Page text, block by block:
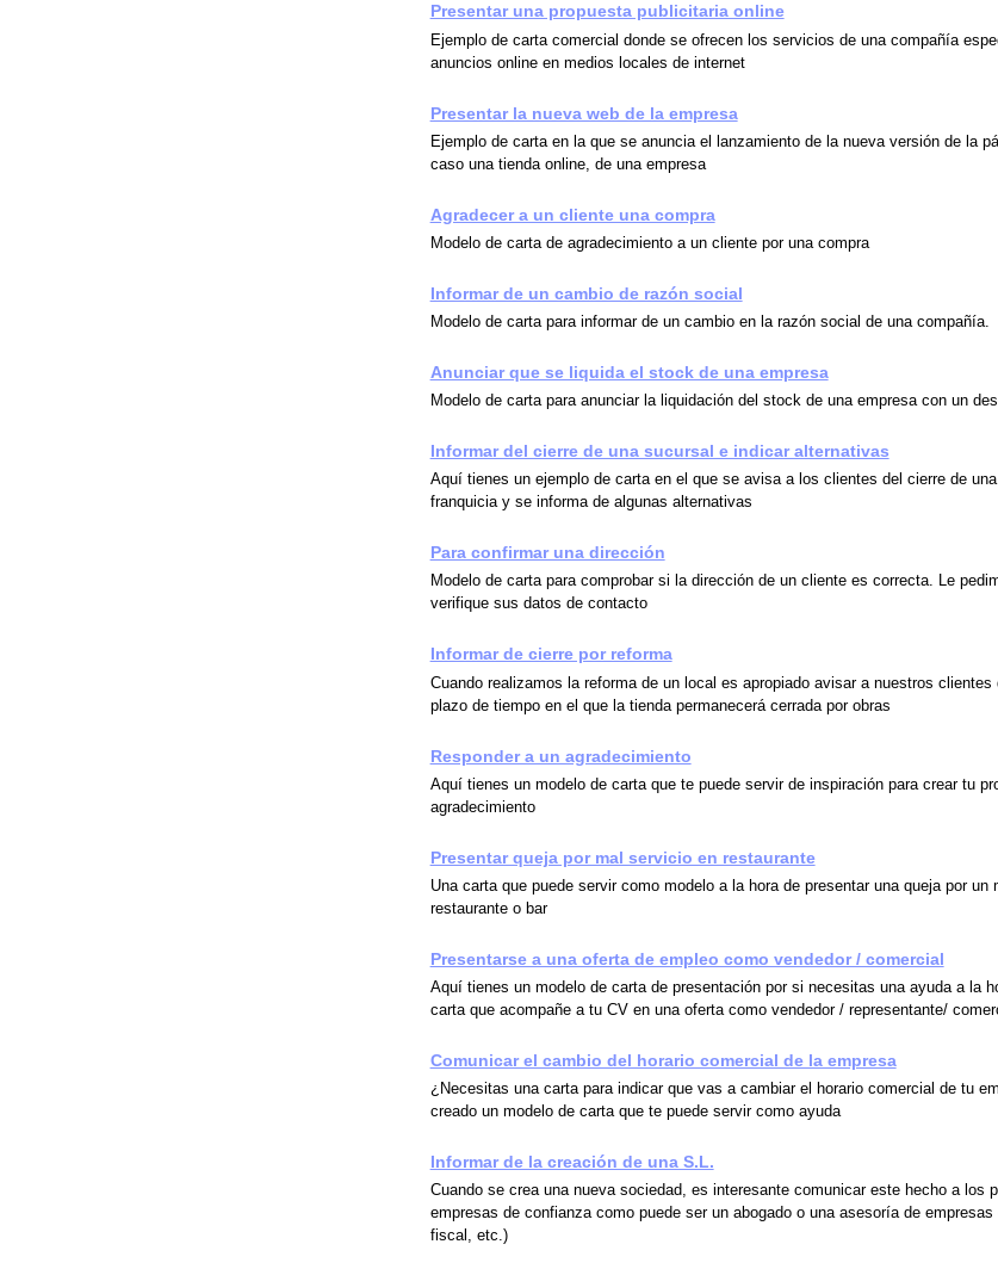
Presentar una propuesta publicitaria online
Ejemplo de carta comercial donde se ofrecen los servicios de una compañía
anuncios online en medios locales de internet
Presentar la nueva web de la empresa
Ejemplo de carta en la que se anuncia el lanzamiento de la nueva versión de la
caso una tienda online, de una empresa
Agradecer a un cliente una compra
Modelo de carta de agradecimiento a un cliente por una compra
Informar de un cambio de razón social
Modelo de carta para informar de un cambio en la razón social de una compañía.
Anunciar que se liquida el stock de una empresa
Modelo de carta para anunciar la liquidación del stock de una empresa con un
Informar del cierre de una sucursal e indicar alternativas
Aquí tienes un ejemplo de carta en el que se avisa a los clientes del cierre de
franquicia y se informa de algunas alternativas
Para confirmar una dirección
Modelo de carta para comprobar si la dirección de un cliente es correcta. Le
verifique sus datos de contacto
Informar de cierre por reforma
Cuando realizamos la reforma de un local es apropiado avisar a nuestros
plazo de tiempo en el que la tienda permanecerá cerrada por obras
Responder a un agradecimiento
Aquí tienes un modelo de carta que te puede servir de inspiración para crear tu
agradecimiento
Presentar queja por mal servicio en restaurante
Una carta que puede servir como modelo a la hora de presentar una queja por un
restaurante o bar
Presentarse a una oferta de empleo como vendedor / comercial
Aquí tienes un modelo de carta de presentación por si necesitas una ayuda a la
carta que acompañe a tu CV en una oferta como vendedor / representante/
Comunicar el cambio del horario comercial de la empresa
¿Necesitas una carta para indicar que vas a cambiar el horario comercial de tu
creado un modelo de carta que te puede servir como ayuda
Informar de la creación de una S.L.
Cuando se crea una nueva sociedad, es interesante comunicar este hecho a los
empresas de confianza como puede ser un abogado o una asesoría de empresas
fiscal, etc.)